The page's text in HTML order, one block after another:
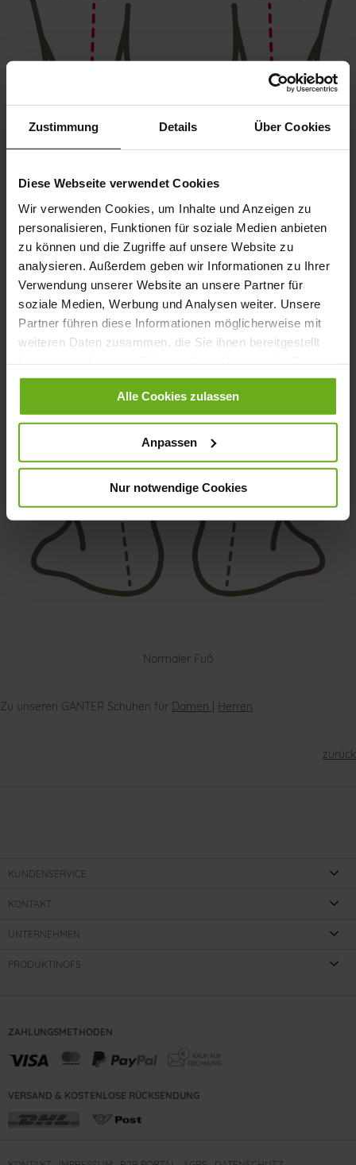
Zustimmung Details Über Cookies
Diese Webseite verwendet Cookies
Wir verwenden Cookies, um Inhalte und Anzeigen zu
personalisieren, Funktionen für soziale Medien anbieten
zu können und die Zugriffe auf unsere Website zu
analysieren. Außerdem geben wir Informationen zu Ihrer
Verwendung unserer Website an unsere Partner für
soziale Medien, Werbung und Analysen weiter. Unsere
Partner führen diese Informationen möglicherweise mit
weiteren Daten zusammen, die Sie ihnen bereitgestellt
gesammelt haben.
Alle Cookies zulassen
Anpassen
Nur notwendige Cookies
Sichelfuß
Normaler Fuß
Zu unseren GANTER Schuhen für Damen Herren
zurück
KUNDENSERVICE
KONTAKT
UNTERNEHMEN
PRODUKTINOFS
ZAHLUNGSMETHODEN
VERSAND & KOSTENLOSE RÜCKSENDUNG